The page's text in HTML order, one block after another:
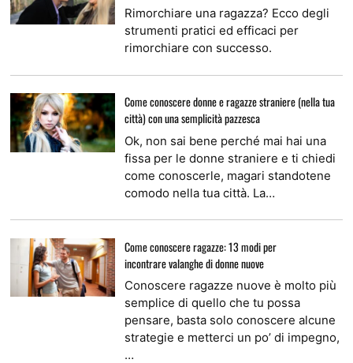
Rimorchiare una ragazza? Ecco degli
strumenti pratici ed efficaci per
rimorchiare con successo.
Come conoscere donne e ragazze straniere (nella tua
città) con una semplicità pazzesca
Ok, non sai bene perché mai hai una
fissa per le donne straniere e ti chiedi
come conoscerle, magari standotene
comodo nella tua città. La…
Come conoscere ragazze: 13 modi per
incontrare valanghe di donne nuove
Conoscere ragazze nuove è molto più
semplice di quello che tu possa
pensare, basta solo conoscere alcune
strategie e metterci un po’ di impegno,
…